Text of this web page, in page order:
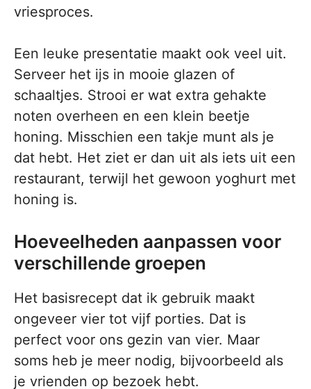
vriesproces.
Een leuke presentatie maakt ook veel uit.
Serveer het ijs in mooie glazen of
schaaltjes. Strooi er wat extra gehakte
noten overheen en een klein beetje
honing. Misschien een takje munt als je
dat hebt. Het ziet er dan uit als iets uit een
restaurant, terwijl het gewoon yoghurt met
honing is.
Hoeveelheden aanpassen voor
verschillende groepen
Het basisrecept dat ik gebruik maakt
ongeveer vier tot vijf porties. Dat is
perfect voor ons gezin van vier. Maar
soms heb je meer nodig, bijvoorbeeld als
je vrienden op bezoek hebt.